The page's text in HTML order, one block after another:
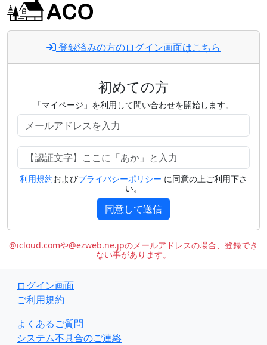
登録済みの方のログイン画面はこちら
初めての方
「マイページ」を利用して問い合わせを開始します。
利用規約およびプライバシーポリシー に同意の上ご利用下さ
い。
同意して送信
@icloud.comや@ezweb.ne.jpのメールアドレスの場合、登録でき
ない事があります。
ログイン画面
ご利用規約
よくあるご質問
システム不具合のご連絡